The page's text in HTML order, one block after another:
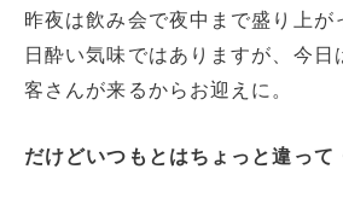
昨夜は飲み会で夜中まで盛り上が
日酔い気味ではありますが、今日
客さんが来るからお迎えに。
だけどいつもとはちょっと違って